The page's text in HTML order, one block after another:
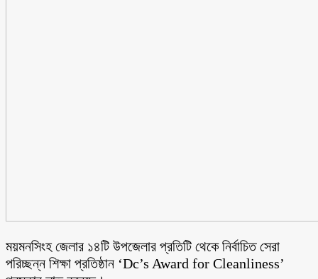
ময়মনসিংহ জেলার ১৪টি উপজেলার প্রতিটি থেকে নির্বাচিত সেরা
পরিচ্ছন্ন শিক্ষা প্রতিষ্ঠান ‘Dc’s Award for Cleanliness’